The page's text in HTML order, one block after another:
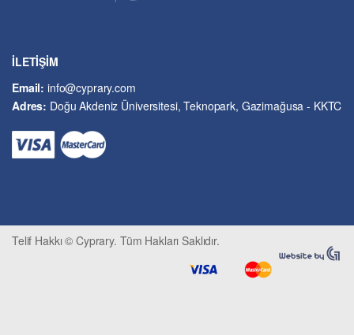
İşletme ve Yönetim
Kriminoloji ve Güvenlik
Kütüphane-Arşiv-Müze
Matematik ve İstatistik
Psikoloji-Psikiyatri
Sivil Savunma ve Afet Yönetimi
İLETİŞİM
Email:info@cyprary.com
Adres: Doğu Akdeniz Üniversitesi, Teknopark, Gazimağusa - KKTC
Telif Hakkı © Cyprary. Tüm Hakları Saklıdır.